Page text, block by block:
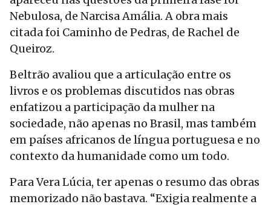
Nebulosa, de Narcisa Amália. A obra mais
citada foi Caminho de Pedras, de Rachel de
Queiroz.
Beltrão avaliou que a articulação entre os
livros e os problemas discutidos nas obras
enfatizou a participação da mulher na
sociedade, não apenas no Brasil, mas também
em países africanos de língua portuguesa e no
contexto da humanidade como um todo.
Para Vera Lúcia, ter apenas o resumo das obras
memorizado não bastava. “Exigia realmente a